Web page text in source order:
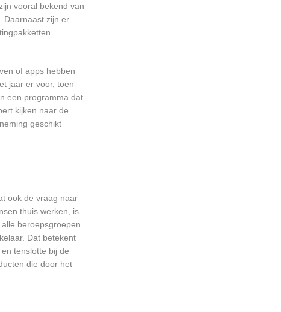
vooral bekend van
Daarnaast zijn er
of apps hebben
jaar er voor, toen
een programma dat
kijken naar de
geschikt
ook de vraag naar
thuis werken, is
beroepsgroepen
Dat betekent
tenslotte bij de
die door het